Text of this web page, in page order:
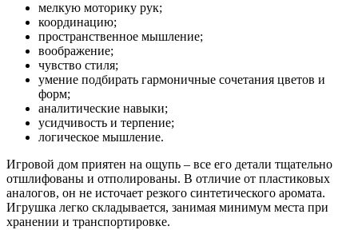
мелкую моторику рук;
координацию;
пространственное мышление;
воображение;
чувство стиля;
умение подбирать гармоничные сочетания цветов и
форм;
аналитические навыки;
усидчивость и терпение;
логическое мышление.
Игровой дом приятен на ощупь – все его детали тщательно
отшлифованы и отполированы. В отличие от пластиковых
аналогов, он не источает резкого синтетического аромата.
Игрушка легко складывается, занимая минимум места при
хранении и транспортировке.